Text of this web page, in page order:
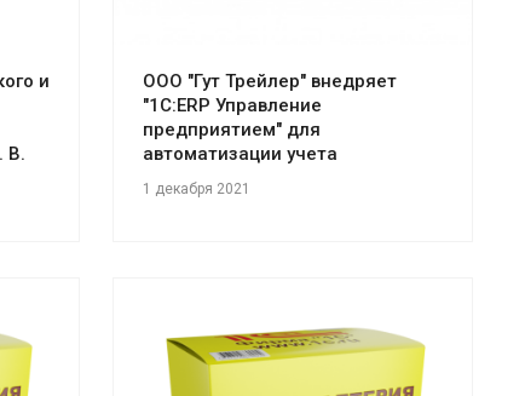
и
В.
ООО "Гут Трейлер" внедряет
"1С:ERP Управление
предприятием" для
автоматизации учета
1 декабря 2021